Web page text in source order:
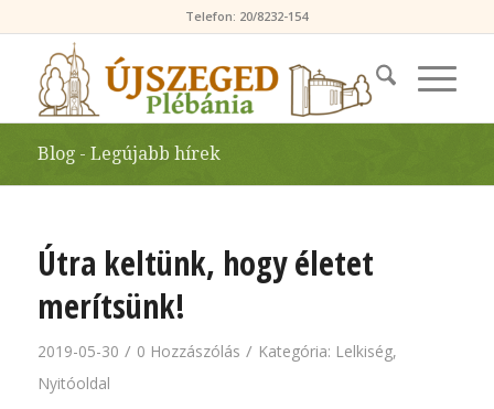
Telefon: 20/8232-154
Blog - Legújabb hírek
Útra keltünk, hogy életet
merítsünk!
2019-05-30 / 0 Hozzászólás / Kategória: Lelkiség,
Nyitóoldal